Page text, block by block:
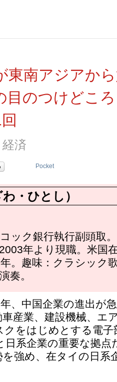
東南アジアか
目のつけどこ
経済
Pocket
・ひとし）
ック銀行執行副頭取
年より現職。米国
。趣味：クラシック
奏。
、中国企業の進出が
産業、建設機械、エ
クをはじめとする電子
日系企業の重要な拠点
強め、在タイの日系